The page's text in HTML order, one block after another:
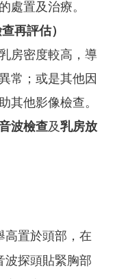
處置及治療。​
再評估）​
房密度較高，導
常；或是其他因
其他影像檢查。
波檢查及乳房放
高置於頭部，在
波探頭貼緊胸部